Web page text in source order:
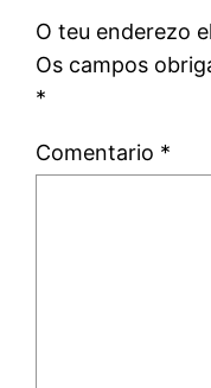
O teu enderezo
Os campos
*
Comentario *